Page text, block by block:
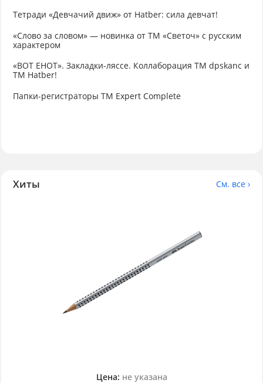
Тетради «Девчачий движ» от Hatber: сила девчат!
«Слово за словом» — новинка от ТМ «Светоч» с русским
характером
«ВОТ ЕНОТ». Закладки-ляссе. Коллаборация TM dpskanc и
ТМ Hatber!
Папки-регистраторы ТМ Expert Complete
Хиты См. все ›
Цена: не указана